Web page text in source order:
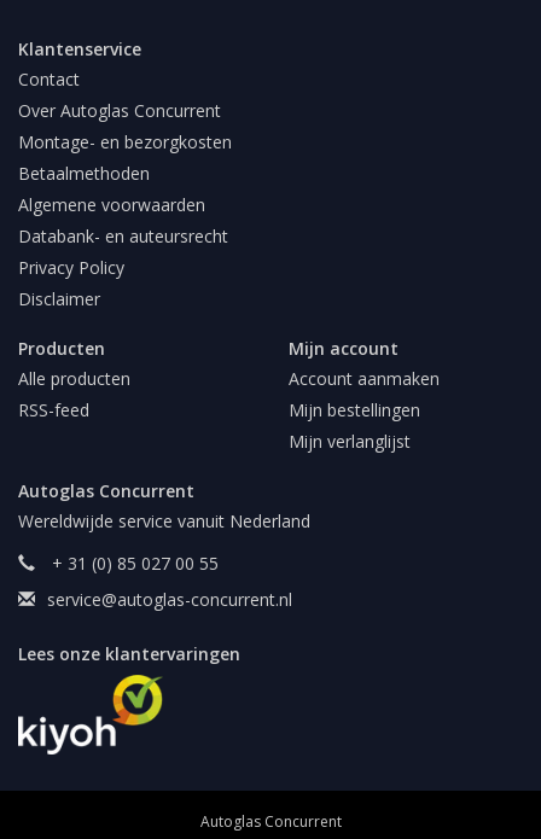
Klantenservice
Contact
Over Autoglas Concurrent
Montage- en bezorgkosten
Betaalmethoden
Algemene voorwaarden
Databank- en auteursrecht
Privacy Policy
Disclaimer
Producten
Alle producten
RSS-feed
Mijn account
Account aanmaken
Mijn bestellingen
Mijn verlanglijst
Autoglas Concurrent
Wereldwijde service vanuit Nederland
+ 31 (0) 85 027 00 55
service@autoglas-concurrent.nl
Lees onze klantervaringen
Autoglas Concurrent